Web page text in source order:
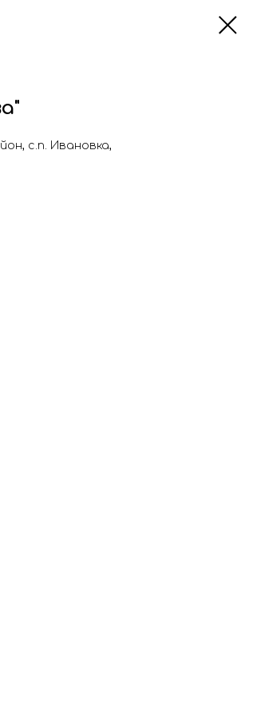
с.п. Ивановка,